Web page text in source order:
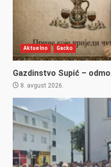
Aktuelno Gacko
Gazdinstvo Supić –
8. avgust 2026.